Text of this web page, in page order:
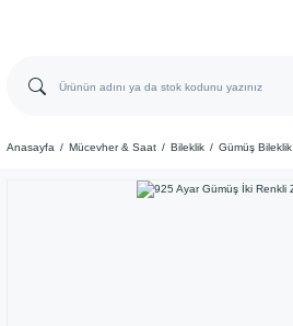
Anasayfa Mücevher & Saat Bileklik Gümüş Bileklik